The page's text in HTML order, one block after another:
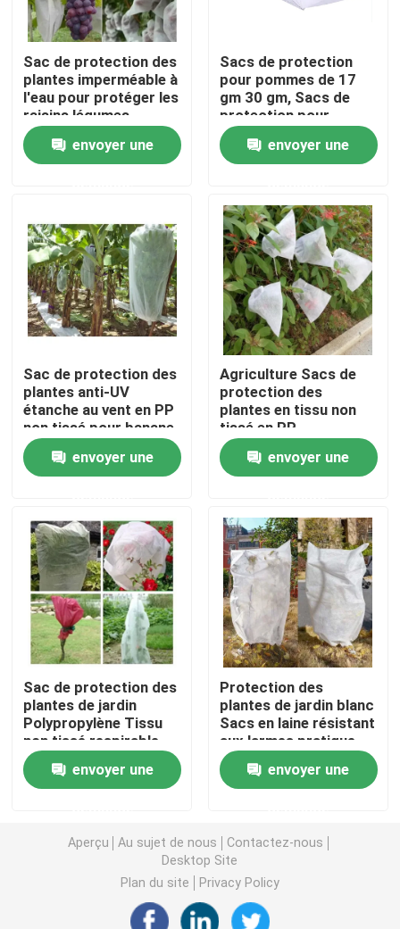
À la maison
Produits
À propos de nous
Contrôle de la qualité
Nous contacter
Demandez un devis
Tissus non tissés
Rouleau jumbo non tissé
Nappe non-tissée
Tissu de nettoyage ménager
Chiffons de nettoyage de Spunlace
Tissu industriel à usage lourd
Essuie-glaces pour les services alimentaires
Seringues de cuisine jetables
Sac de protection des
plantes imperméable à
l'eau pour protéger les
raisins légumes
pratiques
envoyer une
Sacs de protection
pour pommes de 17
gm 30 gm, Sacs de
protection pour
arbres fruitiers
résistants aux
intempéries
envoyer une
Sac de protection des
plantes anti-UV
étanche au vent en PP
non tissé pour banane
envoyer une
Agriculture Sacs de
protection des
plantes en tissu non
tissé en PP
dégradable
envoyer une
Sac de protection des
plantes de jardin
Polypropylène Tissu
non tissé respirable
envoyer une
Protection des
plantes de jardin blanc
Sacs en laine résistant
aux larmes pratique
envoyer une
Aperçu Au sujet de nous
Contactez-nous
Desktop Site
Plan du site
Privacy Policy